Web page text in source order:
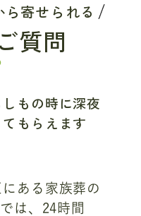
寄せられる
質問
もの時に深夜
もらえます
ある家族葬の
は、24時間